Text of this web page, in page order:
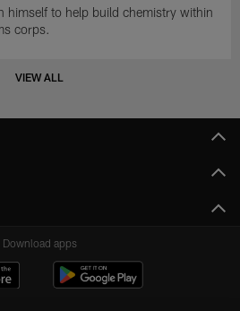
himself to help build chemistry within
corps.
VIEW ALL
Download apps